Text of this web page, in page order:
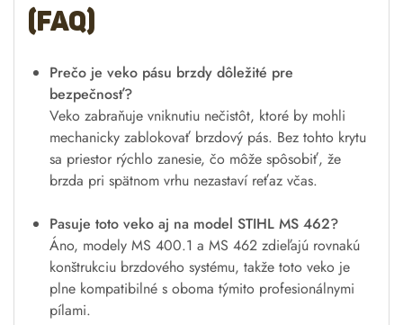
(FAQ)
Prečo je veko pásu brzdy dôležité pre
bezpečnosť?
Veko zabraňuje vniknutiu nečistôt, ktoré by mohli
mechanicky zablokovať brzdový pás. Bez tohto krytu
sa priestor rýchlo zanesie, čo môže spôsobiť, že
brzda pri spätnom vrhu nezastaví reťaz včas.
Pasuje toto veko aj na model STIHL MS 462?
Áno, modely MS 400.1 a MS 462 zdieľajú rovnakú
konštrukciu brzdového systému, takže toto veko je
plne kompatibilné s oboma týmito profesionálnymi
pílami.